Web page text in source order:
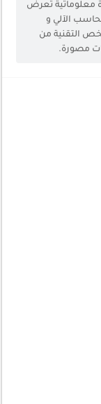
معلوماتية تعرض
الآلي و
التقنية من
مصورة.